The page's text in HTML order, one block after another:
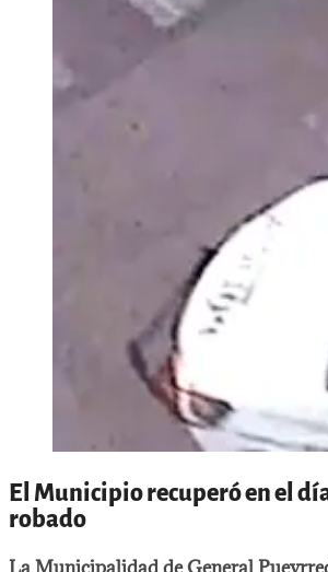
El Municipio recuperó en el
robado